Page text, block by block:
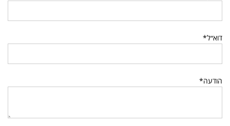
דוא״ל*
הודעה*